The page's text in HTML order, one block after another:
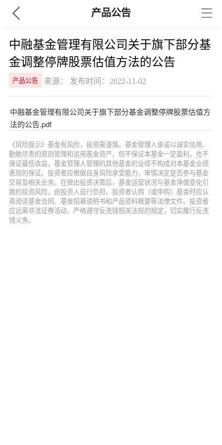
产品公告
中融基金管理有限公司关于旗下部分基
金调整停牌股票估值方法的公告
产品公告 来源： 发布时间：2022-11-02
中融基金管理有限公司关于旗下部分基金调整停牌股票估值方
法的公告.pdf
《风险提示》基金有风险，投资需谨慎。基金管理人承诺以诚实信用、
勤勉尽责的原则管理和运用基金资产，但不保证本基金一定盈利，也不
保证最低收益，基金管理人管理的其他基金的业绩不构成对本基金业绩
表现的保证。投资者应根据自身风险承受能力，审慎决定是否参与基金
交易及相关业务。在做出投资决策后，基金运营状况与基金净值变化引
致的投资风险，由投资人自行负担。投资者认购（或申购）基金时应认
真阅读基金合同、基金招募说明书和产品资料概要等法律文件。投资者
应远离非法证券活动，严格遵守反洗钱相关法规的规定，切实履行反洗
钱义务。